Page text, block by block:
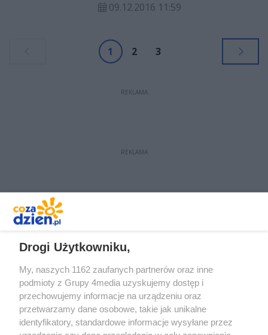
spotkanie 10. kolejki Polskiej Ligi
AZS zmierzy się z ROSĄ Radom.
Relację na żywo będą mogli
09.12.2016 11:59
1 2 3
REKLAMA
REKLAMA
Drogi Użytkowniku,
My, naszych 1162 zaufanych partnerów oraz inne
podmioty z Grupy 4media uzyskujemy dostęp i
przechowujemy informacje na urządzeniu oraz
przetwarzamy dane osobowe, takie jak unikalne
identyfikatory, standardowe informacje wysyłane przez